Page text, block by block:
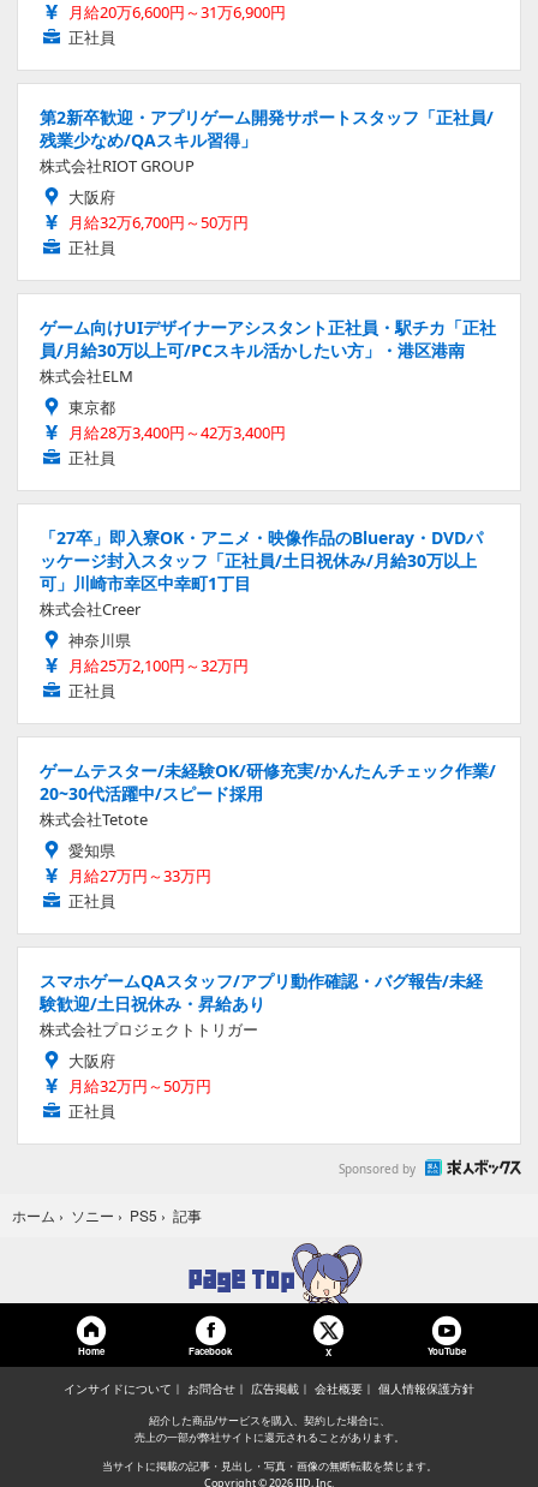
月給20万6,600円～31万6,900円
正社員
第2新卒歓迎・アプリゲーム開発サポートスタッフ「正社員/
残業少なめ/QAスキル習得」
株式会社RIOT GROUP
大阪府
月給32万6,700円～50万円
正社員
ゲーム向けUIデザイナーアシスタント正社員・駅チカ「正社
員/月給30万以上可/PCスキル活かしたい方」・港区港南
株式会社ELM
東京都
月給28万3,400円～42万3,400円
正社員
「27卒」即入寮OK・アニメ・映像作品のBlueray・DVDパ
ッケージ封入スタッフ「正社員/土日祝休み/月給30万以上
可」川崎市幸区中幸町1丁目
株式会社Creer
神奈川県
月給25万2,100円～32万円
正社員
ゲームテスター/未経験OK/研修充実/かんたんチェック作業/
20~30代活躍中/スピード採用
株式会社Tetote
愛知県
月給27万円～33万円
正社員
スマホゲームQAスタッフ/アプリ動作確認・バグ報告/未経
験歓迎/土日祝休み・昇給あり
株式会社プロジェクトトリガー
大阪府
月給32万円～50万円
正社員
Sponsored by
ホーム › ソニー › PS5 › 記事
Home Facebook X YouTube
インサイドについて お問合せ 広告掲載 会社概要 個人情報保護方針
紹介した商品/サービスを購入、契約した場合に、
売上の一部が弊社サイトに還元されることがあります。
当サイトに掲載の記事・見出し・写真・画像の無断転載を禁じます。
Copyright © 2026 IID, Inc.